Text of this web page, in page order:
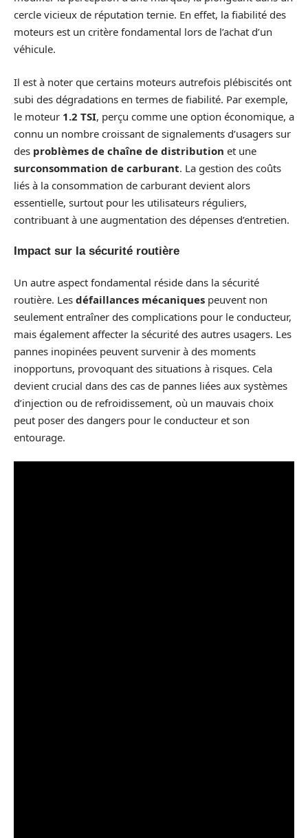
cercle vicieux de réputation ternie. En effet, la fiabilité des
moteurs est un critère fondamental lors de l’achat d’un
véhicule.
Il est à noter que certains moteurs autrefois plébiscités ont
subi des dégradations en termes de fiabilité. Par exemple,
le moteur 1.2 TSI, perçu comme une option économique, a
connu un nombre croissant de signalements d’usagers sur
des problèmes de chaîne de distribution et une
surconsommation de carburant. La gestion des coûts
liés à la consommation de carburant devient alors
essentielle, surtout pour les utilisateurs réguliers,
contribuant à une augmentation des dépenses d’entretien.
Impact sur la sécurité routière
Un autre aspect fondamental réside dans la sécurité
routière. Les défaillances mécaniques peuvent non
seulement entraîner des complications pour le conducteur,
mais également affecter la sécurité des autres usagers. Les
pannes inopinées peuvent survenir à des moments
inopportuns, provoquant des situations à risques. Cela
devient crucial dans des cas de pannes liées aux systèmes
d’injection ou de refroidissement, où un mauvais choix
peut poser des dangers pour le conducteur et son
entourage.